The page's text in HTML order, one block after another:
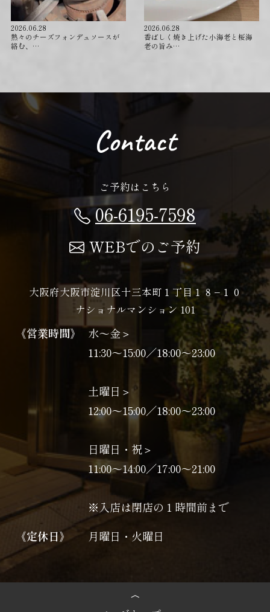
2026.06.28
⁡熱々のチーズフォンデュソースが
絡む、…
2026.06.28
香ばしく焼き上げた小海老と桜海
老の旨み…
Contact
ご予約はこちら
06-6195-7598
WEBでのご予約
大阪府大阪市淀川区十三本町１丁目１８−１０
ナショナルマンション 101
《営業時間》
水〜金＞
11:30～15:00／18:00～23:00
土曜日＞
12:00～15:00／18:00～23:00
日曜日・祝＞
11:00〜14:00／17:00〜21:00
※入店は閉店の１時間前まで
《定休日》
月曜日・火曜日